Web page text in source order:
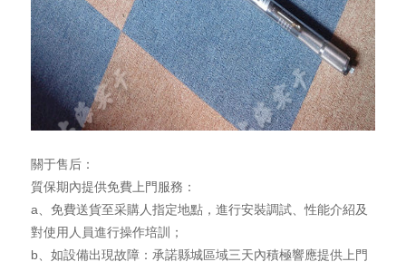
關于售后：
質保期內提供免費上門服務：
a、免費送貨至采購人指定地點，進行安裝調試、性能介紹及
對使用人員進行操作培訓；
b、如設備出現故障：承諾縣城區域三天內積極響應提供上門